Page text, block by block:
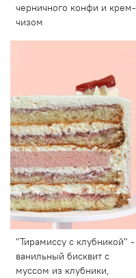
черничного конфи и крем-
чизом
"Тирамиссу с клубникой" -
ванильный бисквит с
муссом из клубники,